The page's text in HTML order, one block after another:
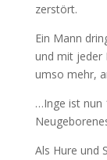
zerstört.
Ein Mann
und mit jeder
umso mehr,
…Inge ist nun
Als Hure und